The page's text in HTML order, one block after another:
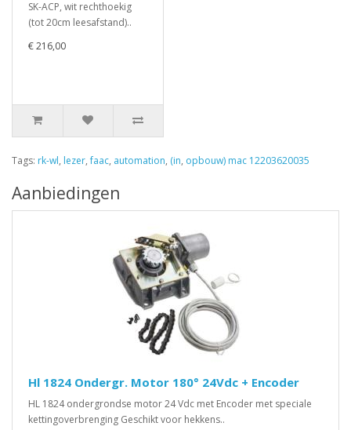
SK-ACP, wit rechthoekig
(tot 20cm leesafstand)..
€ 216,00
Tags: rk-wl, lezer,faac, automation, (in, opbouw) mac 12203620035
Aanbiedingen
Hl 1824 Ondergr. Motor 180° 24Vdc + Encoder
HL 1824 ondergrondse motor 24 Vdc met Encoder met speciale
kettingoverbrenging Geschikt voor hekkens..